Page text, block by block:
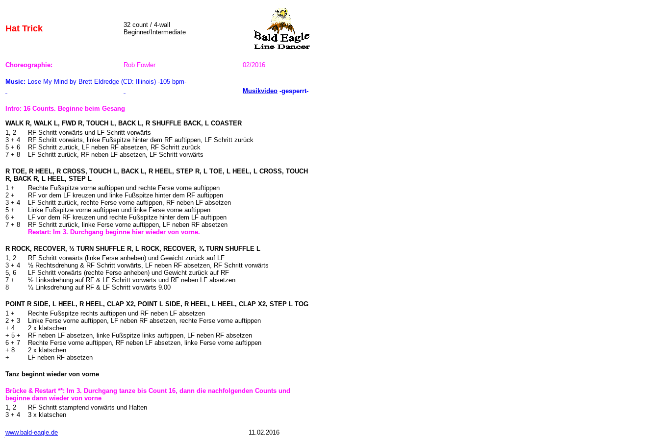
Hat Trick
32 count / 4-wall
Beginner/Intermediate
Choreographie: Rob Fowler 02/2016
Music: Lose My Mind by Brett Eldredge (CD: Illinois) -105 bpm-
Musikvideo -gesperrt-
Intro: 16 Counts. Beginne beim Gesang
WALK R, WALK L, FWD R, TOUCH L, BACK L, R SHUFFLE BACK, L COASTER
1, 2
3 + 4
5 + 6
7 + 8
RF Schritt vorwärts und LF Schritt vorwärts
RF Schritt vorwärts, linke Fußspitze hinter dem RF auftippen, LF Schritt zurück
RF Schritt zurück, LF neben RF absetzen, RF Schritt zurück
LF Schritt zurück, RF neben LF absetzen, LF Schritt vorwärts
R TOE, R HEEL, R CROSS, TOUCH L, BACK L, R HEEL, STEP R, L TOE, L HEEL, L CROSS, TOUCH
R, BACK R, L HEEL, STEP L
1 +
2 +
3 + 4
5 +
6 +
7 + 8
Rechte Fußspitze vorne auftippen und rechte Ferse vorne auftippen
RF vor dem LF kreuzen und linke Fußspitze hinter dem RF auftippen
LF Schritt zurück, rechte Ferse vorne auftippen, RF neben LF absetzen
Linke Fußspitze vorne auftippen und linke Ferse vorne auftippen
LF vor dem RF kreuzen und rechte Fußspitze hinter dem LF auftippen
RF Schritt zurück, linke Ferse vorne auftippen, LF neben RF absetzen
Restart: Im 3. Durchgang beginne hier wieder von vorne.
R ROCK, RECOVER, ½ TURN SHUFFLE R, L ROCK, RECOVER, ¾ TURN SHUFFLE L
1, 2
3 + 4
5, 6
7 +
8
RF Schritt vorwärts (linke Ferse anheben) und Gewicht zurück auf LF
½ Rechtsdrehung & RF Schritt vorwärts, LF neben RF absetzen, RF Schritt vorwärts
LF Schritt vorwärts (rechte Ferse anheben) und Gewicht zurück auf RF
½ Linksdrehung auf RF & LF Schritt vorwärts und RF neben LF absetzen
¼ Linksdrehung auf RF & LF Schritt vorwärts 9.00
POINT R SIDE, L HEEL, R HEEL, CLAP X2, POINT L SIDE, R HEEL, L HEEL, CLAP X2, STEP L TOG
1 +
2 + 3
+ 4
+ 5 +
6 + 7
+ 8
+
Rechte Fußspitze rechts auftippen und RF neben LF absetzen
Linke Ferse vorne auftippen, LF neben RF absetzen, rechte Ferse vorne auftippen
2 x klatschen
RF neben LF absetzen, linke Fußspitze links auftippen, LF neben RF absetzen
Rechte Ferse vorne auftippen, RF neben LF absetzen, linke Ferse vorne auftippen
2 x klatschen
LF neben RF absetzen
Tanz beginnt wieder von vorne
Brücke & Restart **: Im 3. Durchgang tanze bis Count 16, dann die nachfolgenden Counts und
beginne dann wieder von vorne
1, 2
3 + 4
RF Schritt stampfend vorwärts und Halten
3 x klatschen
www.bald-eagle.de 11.02.2016